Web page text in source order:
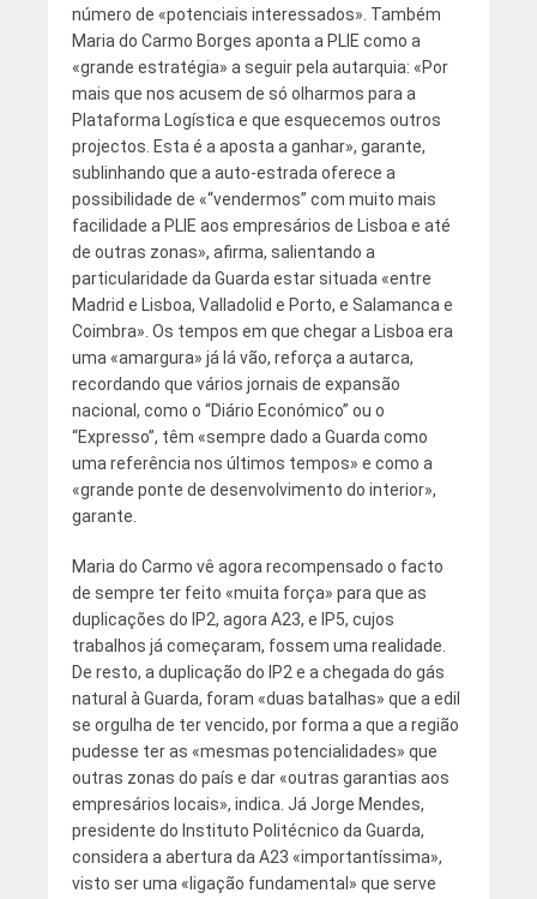
número de «potenciais interessados». Também
Maria do Carmo Borges aponta a PLIE como a
«grande estratégia» a seguir pela autarquia: «Por
mais que nos acusem de só olharmos para a
Plataforma Logística e que esquecemos outros
projectos. Esta é a aposta a ganhar», garante,
sublinhando que a auto-estrada oferece a
possibilidade de «“vendermos” com muito mais
facilidade a PLIE aos empresários de Lisboa e até
de outras zonas», afirma, salientando a
particularidade da Guarda estar situada «entre
Madrid e Lisboa, Valladolid e Porto, e Salamanca e
Coimbra». Os tempos em que chegar a Lisboa era
uma «amargura» já lá vão, reforça a autarca,
recordando que vários jornais de expansão
nacional, como o “Diário Económico” ou o
“Expresso”, têm «sempre dado a Guarda como
uma referência nos últimos tempos» e como a
«grande ponte de desenvolvimento do interior»,
garante.
Maria do Carmo vê agora recompensado o facto
de sempre ter feito «muita força» para que as
duplicações do IP2, agora A23, e IP5, cujos
trabalhos já começaram, fossem uma realidade.
De resto, a duplicação do IP2 e a chegada do gás
natural à Guarda, foram «duas batalhas» que a edil
se orgulha de ter vencido, por forma a que a região
pudesse ter as «mesmas potencialidades» que
outras zonas do país e dar «outras garantias aos
empresários locais», indica. Já Jorge Mendes,
presidente do Instituto Politécnico da Guarda,
considera a abertura da A23 «importantíssima»,
visto ser uma «ligação fundamental» que serve